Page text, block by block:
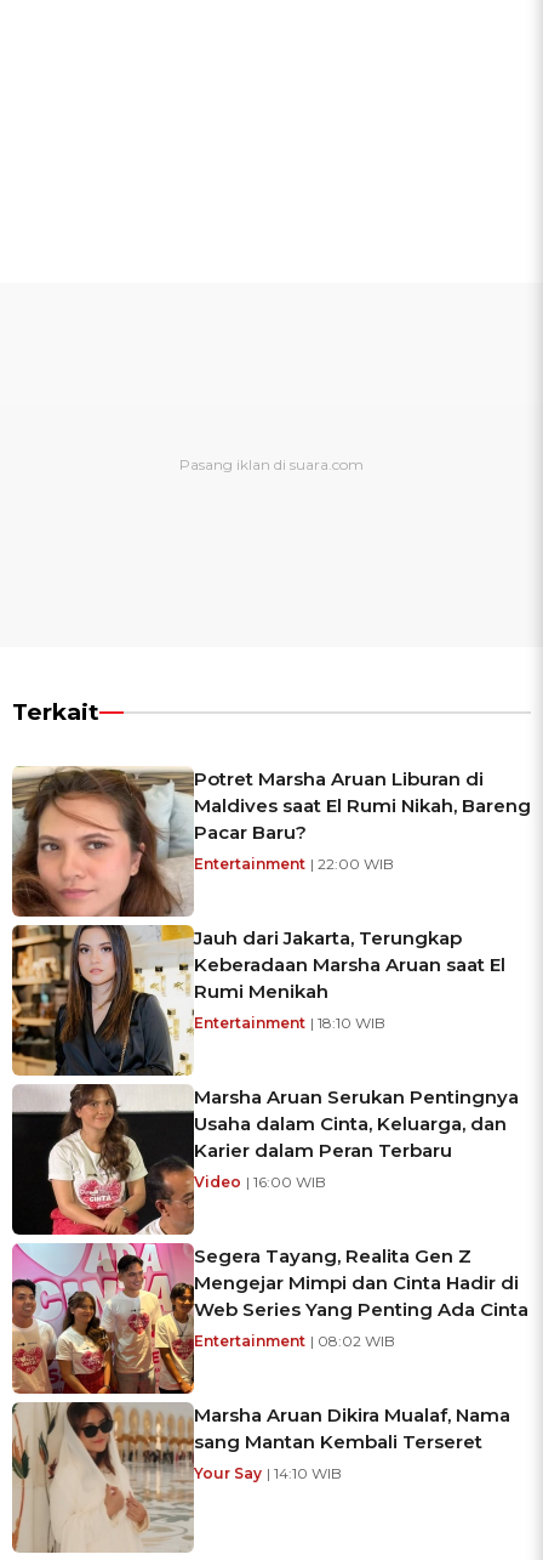
Terkait
Potret Marsha Aruan Liburan di
Maldives saat El Rumi Nikah, Bareng
Pacar Baru?
Entertainment | 22:00 WIB
Jauh dari Jakarta, Terungkap
Keberadaan Marsha Aruan saat El
Rumi Menikah
Entertainment | 18:10 WIB
Marsha Aruan Serukan Pentingnya
Usaha dalam Cinta, Keluarga, dan
Karier dalam Peran Terbaru
Video | 16:00 WIB
Segera Tayang, Realita Gen Z
Mengejar Mimpi dan Cinta Hadir di
Web Series Yang Penting Ada Cinta
Entertainment | 08:02 WIB
Marsha Aruan Dikira Mualaf, Nama
sang Mantan Kembali Terseret
Your Say | 14:10 WIB